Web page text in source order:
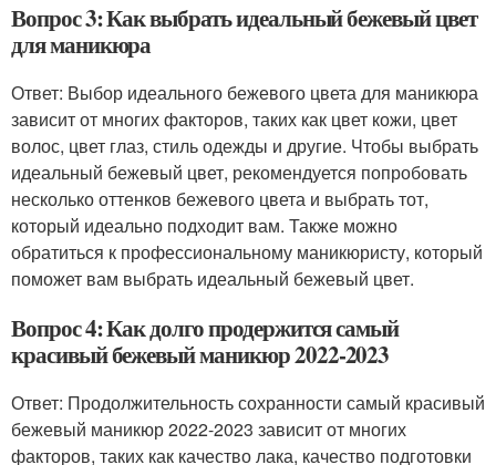
Вопрос 3: Как выбрать идеальный бежевый цвет
для маникюра
Ответ: Выбор идеального бежевого цвета для маникюра
зависит от многих факторов, таких как цвет кожи, цвет
волос, цвет глаз, стиль одежды и другие. Чтобы выбрать
идеальный бежевый цвет, рекомендуется попробовать
несколько оттенков бежевого цвета и выбрать тот,
который идеально подходит вам. Также можно
обратиться к профессиональному маникюристу, который
поможет вам выбрать идеальный бежевый цвет.
Вопрос 4: Как долго продержится самый
красивый бежевый маникюр 2022-2023
Ответ: Продолжительность сохранности самый красивый
бежевый маникюр 2022-2023 зависит от многих
факторов, таких как качество лака, качество подготовки